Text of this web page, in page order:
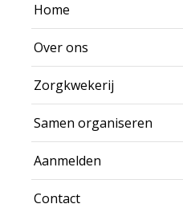
Home
Over ons
Zorgkwekerij
Samen organiseren
Aanmelden
Contact